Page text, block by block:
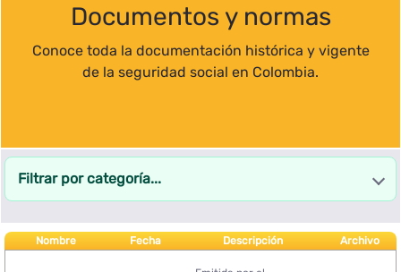
Documentos y normas
Conoce toda la documentación histórica y vigente
de la seguridad social en Colombia.
Filtrar por categoría...
Aclaraciones
Nombre Fecha Descripción Archivo